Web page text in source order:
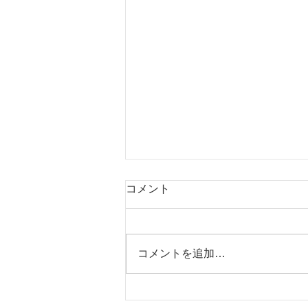
西表島お天気だより。
コメント
コメントを追加…